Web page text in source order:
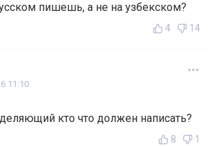
пишешь, а не на узбекском?
4 14
11:10
кто что должен написать?
8 1